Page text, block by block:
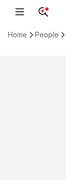
Home People